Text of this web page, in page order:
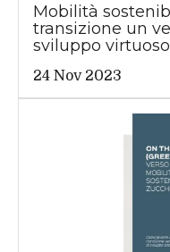
Mobilità
transizione un
sviluppo virtuoso
24 Nov 2023